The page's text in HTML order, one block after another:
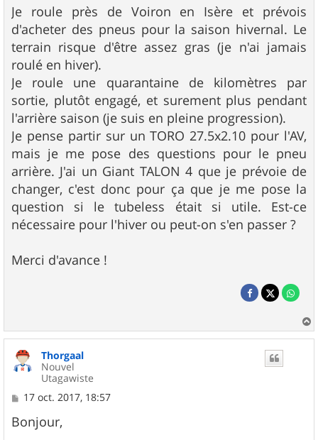
g
e
Je roule près de Voiron en Isère et prévois
d'acheter des pneus pour la saison hivernal. Le
terrain risque d'être assez gras (je n'ai jamais
roulé en hiver).
Je roule une quarantaine de kilomètres par
sortie, plutôt engagé, et surement plus pendant
l'arrière saison (je suis en pleine progression).
Je pense partir sur un TORO 27.5x2.10 pour l'AV,
mais je me pose des questions pour le pneu
arrière. J'ai un Giant TALON 4 que je prévoie de
changer, c'est donc pour ça que je me pose la
question si le tubeless était si utile. Est-ce
nécessaire pour l'hiver ou peut-on s'en passer ?
Merci d'avance !
a
Thorgaal
Nouvel
Utagawiste
M
s
s
17 oct. 2017, 18:57
Bonjour,